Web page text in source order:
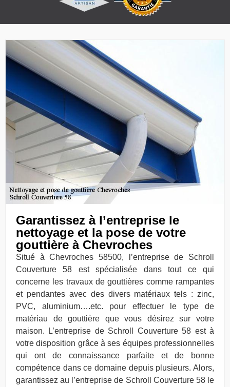
Garantissez à l’entreprise le
nettoyage et la pose de votre
gouttière à Chevroches
Situé à Chevroches 58500, l’entreprise de Schroll
Couverture 58 est spécialisée dans tout ce qui
concerne les travaux de gouttières comme rampantes
et pendantes avec des divers matériaux tels : zinc,
PVC, aluminium….etc. pour effectuer le type de
matériau de gouttière que vous désirez sur votre
maison. L’entreprise de Schroll Couverture 58 est à
votre disposition grâce à ses équipes professionnelles
qui ont de connaissance parfaite et de bonne
compétence dans ce domaine depuis plusieurs. Alors,
garantissez au l’entreprise de Schroll Couverture 58 le